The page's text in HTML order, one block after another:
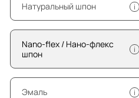
Натуральный шпон i
Nano-flex / Нано-флекс
шпон
i
Эмаль i